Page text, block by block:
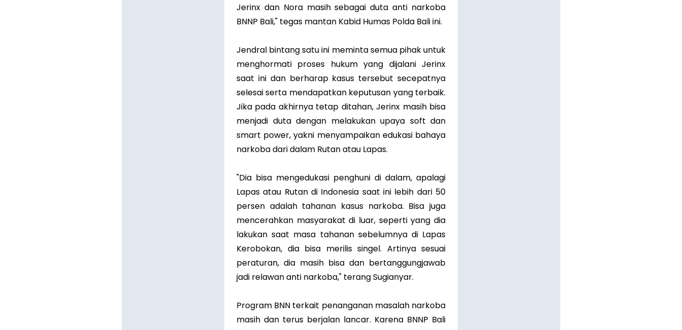
Jerinx dan Nora masih sebagai duta anti narkoba
BNNP Bali," tegas mantan Kabid Humas Polda Bali ini.
Jendral bintang satu ini meminta semua pihak untuk
menghormati proses hukum yang dijalani Jerinx
saat ini dan berharap kasus tersebut secepatnya
selesai serta mendapatkan keputusan yang terbaik.
Jika pada akhirnya tetap ditahan, Jerinx masih bisa
menjadi duta dengan melakukan upaya soft dan
smart power, yakni menyampaikan edukasi bahaya
narkoba dari dalam Rutan atau Lapas.
"Dia bisa mengedukasi penghuni di dalam, apalagi
Lapas atau Rutan di Indonesia saat ini lebih dari 50
persen adalah tahanan kasus narkoba. Bisa juga
mencerahkan masyarakat di luar, seperti yang dia
lakukan saat masa tahanan sebelumnya di Lapas
Kerobokan, dia bisa merilis singel. Artinya sesuai
peraturan, dia masih bisa dan bertanggungjawab
jadi relawan anti narkoba," terang Sugianyar.
Program BNN terkait penanganan masalah narkoba
masih dan terus berjalan lancar. Karena BNNP Bali